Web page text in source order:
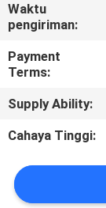
SITEMAP
PRIVACY
Waktu
pengiriman:
Payment
Terms:
Supply Ability:
Cahaya Tinggi: